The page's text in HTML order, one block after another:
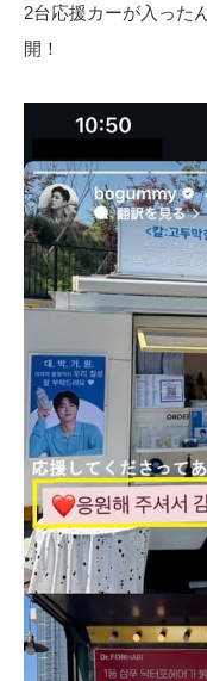
2台応援カーが入っ
開！